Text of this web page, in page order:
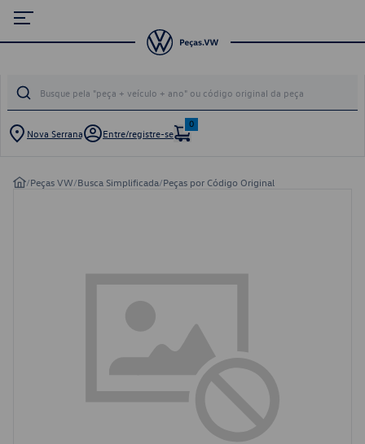
Nova Serrana Entre/registre-se
0
/Peças VW/Busca Simplificada/Peças por Código Original